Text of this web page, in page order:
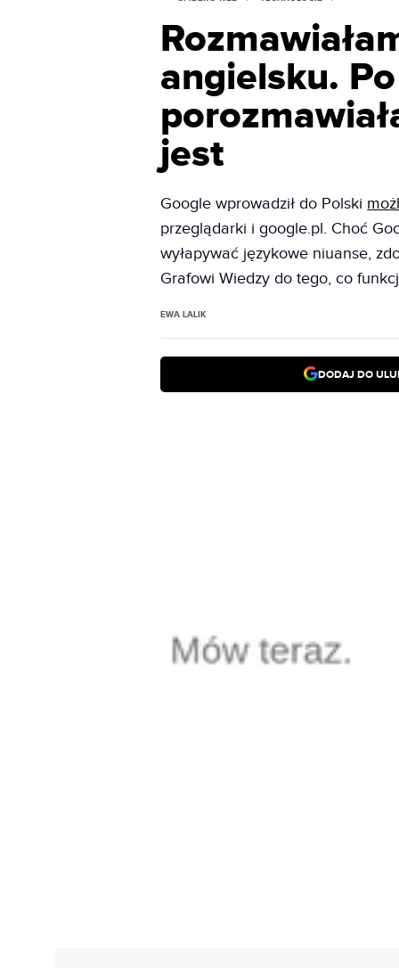
angielsku.
jest
Google wprowadził do Polski
przeglądarki i google.pl. Choć
wyłapywać językowe niuanse,
Grafowi Wiedzy do tego, co
EWA LALIK
DODAJ DO